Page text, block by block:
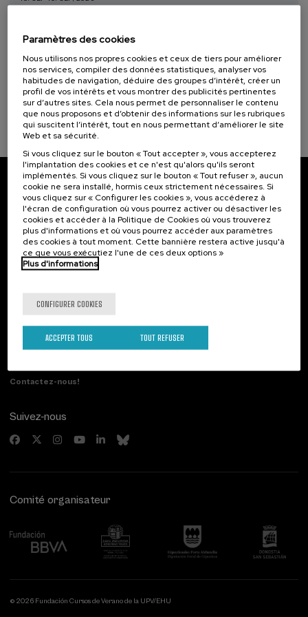
Objectifs de développement durable
acción
...
À PARTIR DE25 €
Dernières
places
Gratuit
Date
passée
Liste
d'attente
Période
d'inscription
terminée
Abonnez-vous à notre bulletin
Inscrivez-vous pour être le premier à recevoir les
actualités de l'UIK.
S'abonner
Contact
Contactez-nous!
Suivez-nous
Comité organisateur
© 2026 Fundación Cursos de Verano de la UPV/EHU
Paramètres des cookies
Nous utilisons nos propres cookies et ceux de tiers pour améliorer
nos services, compiler des données statistiques, analyser vos
habitudes de navigation, déduire des groupes d’intérêt, créer un
profil de vos intérêts et vous montrer des publicités pertinentes
sur d’autres sites. Cela nous permet de personnaliser le contenu
que nous proposons et d’obtenir des informations sur les rubriques
qui suscitent l’intérêt, tout en nous permettant d’améliorer le site
Web et sa sécurité.
Si vous cliquez sur le bouton « Tout accepter », vous accepterez
l'implantation des cookies et ce n'est qu'alors qu'ils seront
implémentés. Si vous cliquez sur le bouton « Tout refuser », aucun
cookie ne sera installé, hormis ceux strictement nécessaires. Si
vous cliquez sur « Configurer les cookies », vous accéderez à
l'écran de configuration où vous pourrez activer ou désactiver les
cookies et accéder à la Politique de Cookies où vous trouverez
plus d'informations et où vous pourrez accéder aux paramètres
des cookies à tout moment. Cette bannière restera active jusqu'à
ce que vous exécutiez l'une de ces deux options »
Plus d'informations
CONFIGURER COOKIES
TOUT REFUSER
ACCEPTER TOUS